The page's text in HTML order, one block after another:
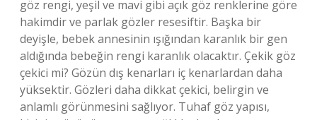
göz rengi, yeşil ve mavi gibi açık göz renklerine göre
hakimdir ve parlak gözler resesiftir. Başka bir
deyişle, bebek annesinin ışığından karanlık bir gen
aldığında bebeğin rengi karanlık olacaktır. Çekik göz
çekici mi? Gözün dış kenarları iç kenarlardan daha
yüksektir. Gözleri daha dikkat çekici, belirgin ve
anlamlı görünmesini sağlıyor. Tuhaf göz yapısı,